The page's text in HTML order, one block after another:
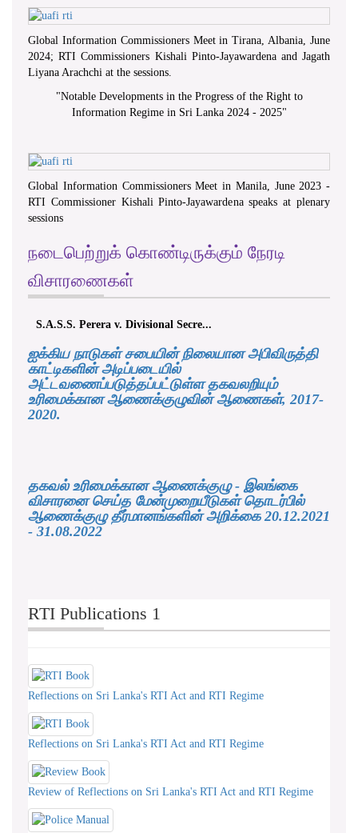
Global Information Commissioners Meet in Tirana, Albania, June
2024; RTI Commissioners Kishali Pinto-Jayawardena and Jagath
Liyana Arachchi at the sessions.
"Notable Developments in the Progress of the Right to
Information Regime in Sri Lanka 2024 - 2025"
Global Information Commissioners Meet in Manila, June 2023 -
RTI Commissioner Kishali Pinto-Jayawardena speaks at plenary
sessions
நடைபெற்றுக் கொண்டிருக்கும் நேரடி
விசாரணைகள்
S.A.S.S. Perera v. Divisional Secre...
ஐக்கிய நாடுகள் சபையின் நிலையான அபிவிருத்தி
காட்டிகளின் அடிப்படையில்
அட்டவணைப்படுத்தப்பட்டுள்ள தகவலறியும்
உரிமைக்கான ஆணைக்குழுவின் ஆணைகள், 2017-
2020.
தகவல் உரிமைக்கான ஆணைக்குழு - இலங்கை
விசாரனை செய்த மேன்முறையீடுகள் தொடர்பில்
ஆணைக்குழு தீர்மானங்களின் அறிக்கை 20.12.2021
- 31.08.2022
RTI Publications 1
Reflections on Sri Lanka's RTI Act and RTI Regime
Reflections on Sri Lanka's RTI Act and RTI Regime
Review of Reflections on Sri Lanka's RTI Act and RTI Regime